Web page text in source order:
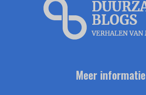
Meer informatie